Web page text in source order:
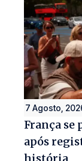
7 Agosto,
França se
após